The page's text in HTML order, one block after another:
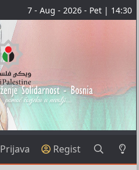
7 - Aug - 2026 - Pet | 14:30
Prijava Regist